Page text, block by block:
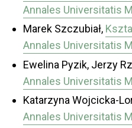
Annales Universitatis
Marek Szczubiał,
Annales Universitatis
Ewelina Pyzik, Jerzy
Annales Universitatis
Katarzyna Wojcicka-
Annales Universitatis